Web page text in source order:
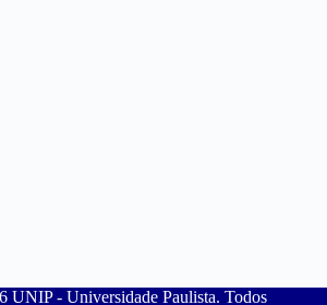
UNIP - Universidade Paulista. Todos